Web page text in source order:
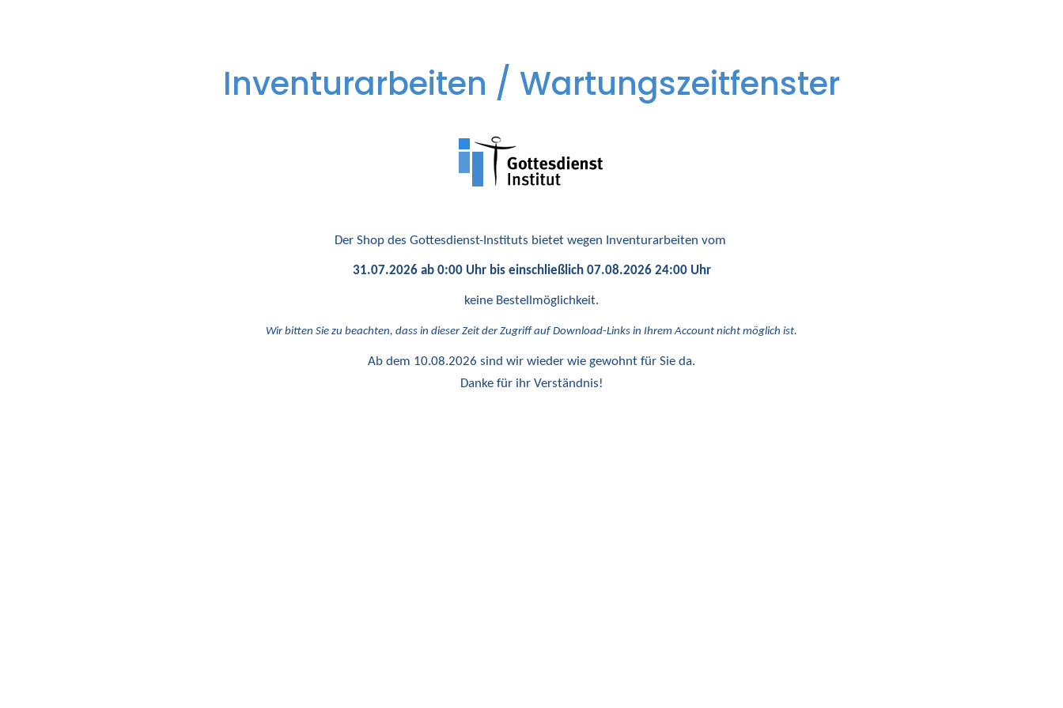
Inventurarbeiten / Wartungszeitfenster
Der Shop des Gottesdienst-Instituts bietet wegen Inventurarbeiten vom
31.07.2026 ab 0:00 Uhr bis einschließlich 07.08.2026 24:00 Uhr
keine Bestellmöglichkeit.
Wir bitten Sie zu beachten, dass in dieser Zeit der Zugriff auf Download-Links in Ihrem Account nicht möglich ist.
Ab dem 10.08.2026 sind wir wieder wie gewohnt für Sie da.
Danke für ihr Verständnis!